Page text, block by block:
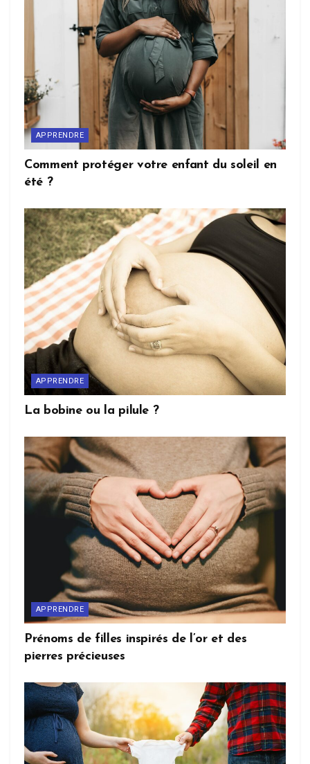
APPRENDRE
Comment protéger votre enfant du soleil en
été ?
APPRENDRE
La bobine ou la pilule ?
APPRENDRE
Prénoms de filles inspirés de l’or et des
pierres précieuses